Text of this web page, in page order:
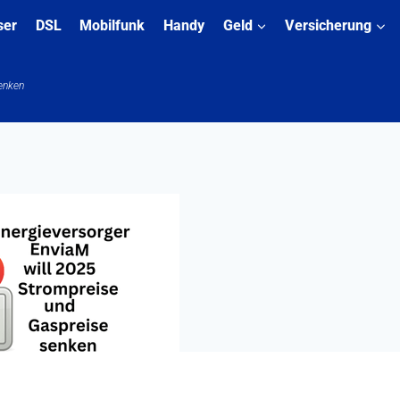
DSL Mobilfunk Handy Geld Versicherung